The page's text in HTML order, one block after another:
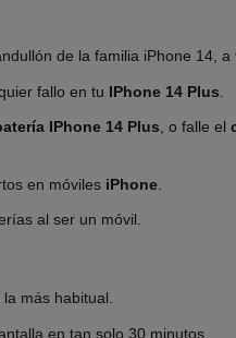
de la familia iPhone 14,
fallo en tu IPhone 14 Plus
IPhone 14 Plus , o falle el
en móviles iPhone
al ser un móvil.
más habitual.
en tan solo 30 minutos.